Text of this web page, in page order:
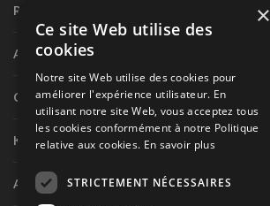
Rallye
Autres séries internationales
Circuit routier canadien
Karting
Autres séries nationales
×
Ce site Web utilise des
cookies
Notre site Web utilise des cookies pour
améliorer l'expérience utilisateur. En
utilisant notre site Web, vous acceptez tous
les cookies conformément à notre Politique
relative aux cookies. En savoir plus
STRICTEMENT NÉCESSAIRES